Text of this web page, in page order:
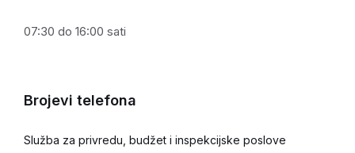
07:30 do 16:00 sati
Brojevi telefona
Služba za privredu, budžet i inspekcijske poslove